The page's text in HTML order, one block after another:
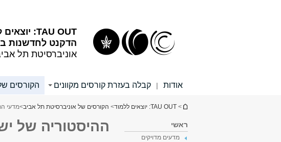
TAU OUT: יוצאים ללמוד
הדקנט לחדשנות
אוניברסיטת תל
אודות | קבלה בעזרת קורסים מקוונים הקורסים
הינך נמצא כאן
> TAU OUT: יוצאים ללמוד > הקורסים של אוניברסיטת תל אביב>מדעי
ראשי
מדעים מדויקים
ההיסטוריה של